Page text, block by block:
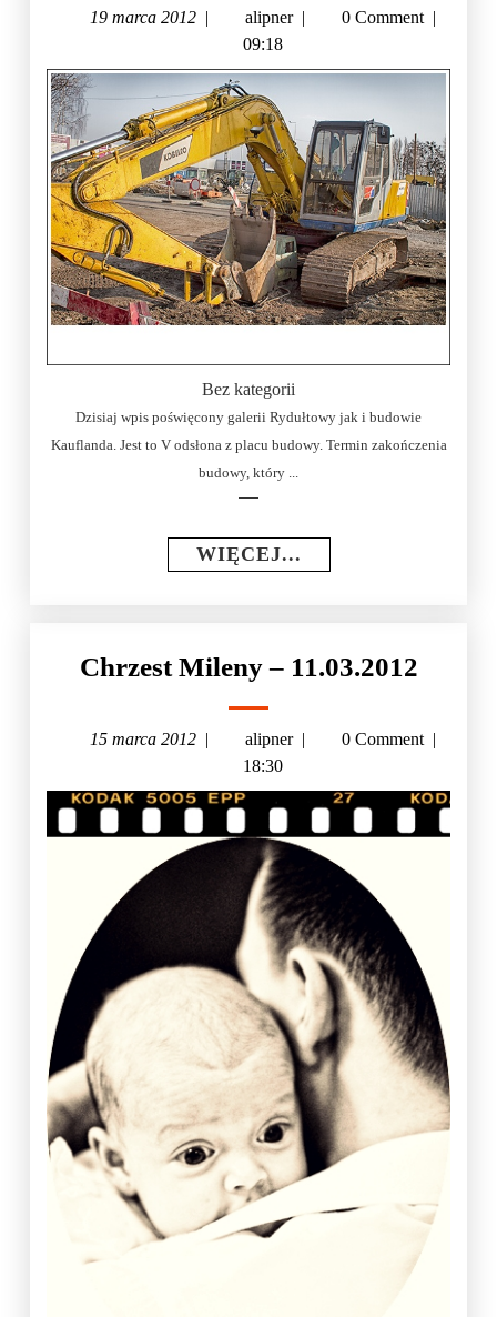
19 marca 2012 | alipner | 0 Comment |
09:18
Bez kategorii
Dzisiaj wpis poświęcony galerii Rydułtowy jak i budowie
Kauflanda. Jest to V odsłona z placu budowy. Termin zakończenia
budowy, który ...
WIĘCEJ...
Chrzest Mileny – 11.03.2012
15 marca 2012 | alipner | 0 Comment |
18:30